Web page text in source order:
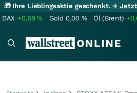
🎁 Ihre Lieblingsaktie geschenkt.→ Jetzt
DAX +0,69% Gold 0,00 % Öl (Brent)